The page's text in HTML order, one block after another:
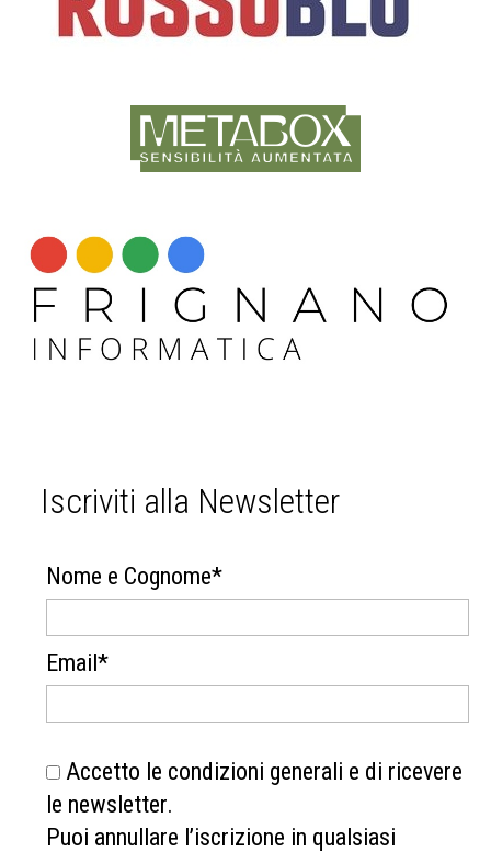
Iscriviti alla Newsletter
Nome e Cognome*
Email*
Accetto le condizioni generali e di ricevere
le newsletter.
Puoi annullare l’iscrizione in qualsiasi